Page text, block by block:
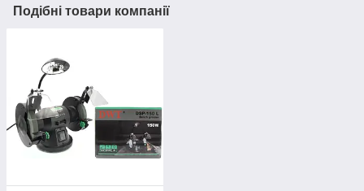
Подібні товари компанії